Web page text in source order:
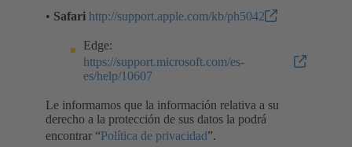
• Safari http://support.apple.com/kb/ph5042
Edge:
https://support.microsoft.com/es-
es/help/10607
Le informamos que la información relativa a su
derecho a la protección de sus datos la podrá
encontrar “Política de privacidad”.